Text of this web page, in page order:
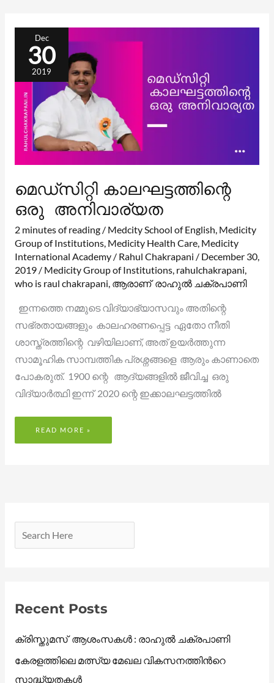
Dec
30
2019
മെഡ്‌സിറ്റി കാലഘട്ടത്തിന്റെ
ഒരു അനിവാര്യത
2 minutes of reading/ Medcity School of English, Medicity
Group of Institutions, Medicity Health Care, Medicity
International Academy/ Rahul Chakrapani / December 30,
2019 / Medicity Group of Institutions, rahulchakrapani,
who is raul chakrapani, ആരാണ് രാഹുൽ ചക്രപാണി
ഇന്നത്തെ നമ്മുടെ വിദ്യാഭ്യാസവും അതിന്റെ
സഭ്രതായങ്ങളും കാലഹരണപ്പെട്ട ഏതോ നീതി
ശാസ്ത്രത്തിന്റെ വഴിയിലാണ്, അത് ഉയർത്തുന്ന
സാമൂഹിക സാമ്പത്തിക പ്രശ്നങ്ങളെ ആരും കാണാതെ
പോകരുത്. 1900 ന്റെ ആദ്യങ്ങളിൽ ജീവിച്ച ഒരു
വിദ്യാർത്ഥി ഇന്ന് 2020 ന്റെ ഇക്കാലഘട്ടത്തിൽ
മെഡ്‌സിറ്റി കാലഘട്ടത്തിന്റെ
ഒരു
അനിവാര്യത
READ MORE »
Recent Posts
ക്രിസ്തുമസ് ആശംസകൾ : രാഹുൽ ചക്രപാണി
കേരളത്തിലെ മത്സ്യ മേഖല വികസനത്തിൻറെ
സാദ്ധ്യതകൾ